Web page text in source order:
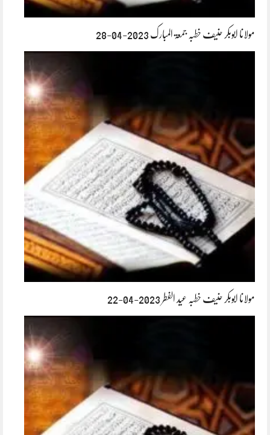
مولانا ابوبکر حنیف خطبہ جمعۃ المبارک 2023-04-28
مولانا ابوبکر حنیف خطبہ عید الفطر 2023-04-22